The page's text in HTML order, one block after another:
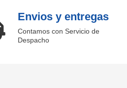
Envios y entregas
Contamos con Servicio de
Despacho